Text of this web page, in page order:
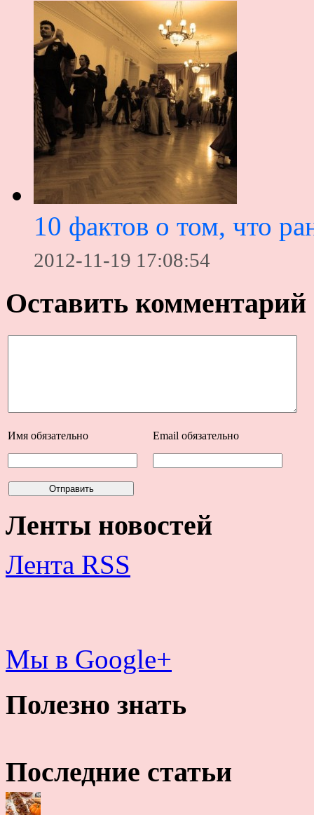
10 фактов о том, что
2012-11-19 17:08:54
Оставить комментарий
Имя обязательно Email обязательно
Ленты новостей
Лента RSS
Мы в Google+
Полезно знать
Последние статьи